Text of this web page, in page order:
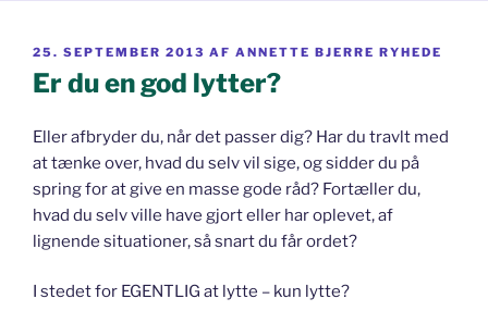
UDGIVET
DEN
25. SEPTEMBER 2013 AF ANNETTE BJERRE RYHEDE
Er du en god lytter?
Eller afbryder du, når det passer dig? Har du travlt med
at tænke over, hvad du selv vil sige, og sidder du på
spring for at give en masse gode råd? Fortæller du,
hvad du selv ville have gjort eller har oplevet, af
lignende situationer, så snart du får ordet?
I stedet for EGENTLIG at lytte – kun lytte?